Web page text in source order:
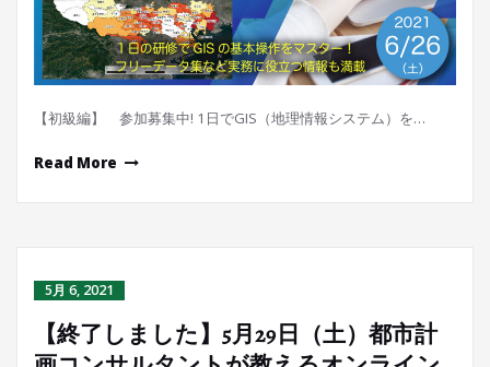
【初級編】 参加募集中! 1日でGIS（地理情報システム）を…
Read More
5月 6, 2021
【終了しました】5月29日（土）都市計